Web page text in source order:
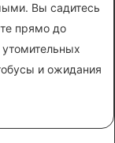
Вы садитесь
прямо до
утомительных
и ожидания